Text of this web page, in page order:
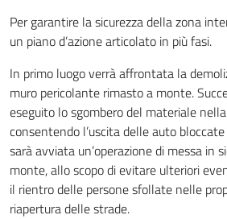
Per garantire la sicurezza della zona
un piano d’azione articolato in più fasi.
In primo luogo verrà affrontata la
muro pericolante rimasto a monte.
eseguito lo sgombero del materiale
consentendo l’uscita delle auto
sarà avviata un’operazione di messa in
monte, allo scopo di evitare ulteriori
il rientro delle persone sfollate nelle
riapertura delle strade.